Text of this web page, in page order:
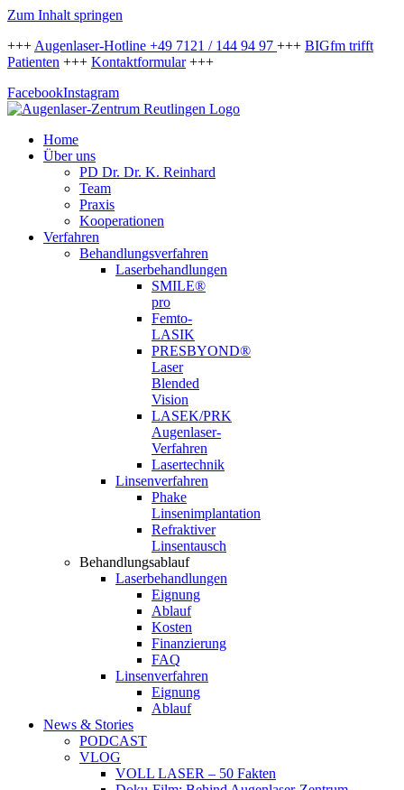
Zum Inhalt springen
+++ Augenlaser-Hotline +49 7121 / 144 94 97 +++ BIGfm trifft
Patienten +++ Kontaktformular+++
FacebookInstagram
Home
Über uns
PD Dr. Dr. K. Reinhard
Team
Praxis
Kooperationen
Verfahren
Behandlungsverfahren
Laserbehandlungen
SMILE®
pro
Femto-
LASIK
PRESBYOND®
Laser
Blended
Vision
LASEK/PRK
Augenlaser-
Verfahren
Lasertechnik
Linsenverfahren
Phake
Linsenimplantation
Refraktiver
Linsentausch
Behandlungsablauf
Laserbehandlungen
Eignung
Ablauf
Kosten
Finanzierung
FAQ
Linsenverfahren
Eignung
Ablauf
News & Stories
PODCAST
VLOG
VOLL LASER – 50 Fakten